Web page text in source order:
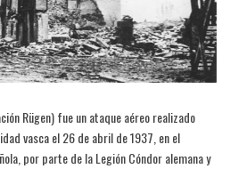
Rügen) fue un ataque aéreo realizado
vasca el 26 de abril de 1937, en el
por parte de la Legión Cóndor alemana y